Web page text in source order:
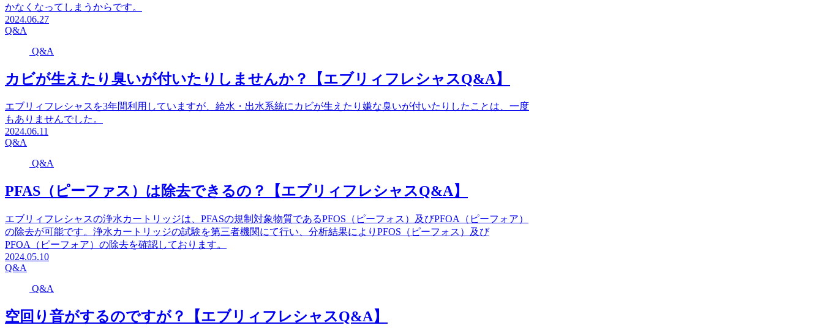
かなくなってしまうからです。
2024.06.27
Q&A
Q&A
カビが生えたり臭いが付いたりしませんか？【エブリィフレシャスQ&A】
エブリィフレシャスを3年間利用していますが、給水・出水系統にカビが生えたり嫌な臭いが付いたりしたことは、一度
もありませんでした。
2024.06.11
Q&A
Q&A
PFAS（ピーファス）は除去できるの？【エブリィフレシャスQ&A】
エブリィフレシャスの浄水カートリッジは、PFASの規制対象物質であるPFOS（ピーフォス）及びPFOA（ピーフォア）
の除去が可能です。浄水カートリッジの試験を第三者機関にて行い、分析結果によりPFOS（ピーフォス）及び
PFOA（ピーフォア）の除去を確認しております。
2024.05.10
Q&A
Q&A
空回り音がするのですが？【エブリィフレシャスQ&A】